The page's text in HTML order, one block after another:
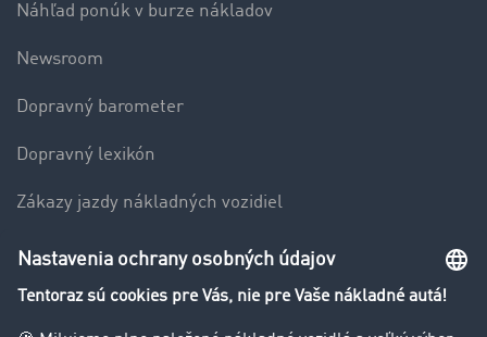
Náhľad ponúk v burze nákladov
Newsroom
Dopravný barometer
Dopravný lexikón
Zákazy jazdy nákladných vozidiel
Firma